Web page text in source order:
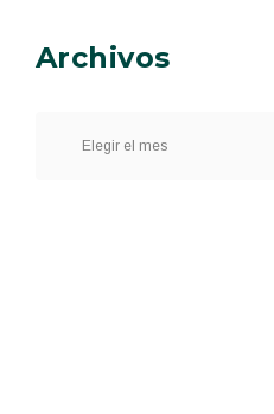
Archivos